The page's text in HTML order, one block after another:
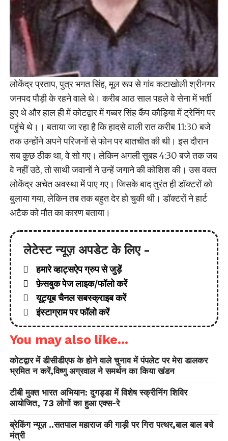
लोकेंद्र प्रताप, पुत्र भगत सिंह, मूल रूप से गांव कटाखोली श्रीनगर
जनपद पौड़ी के रहने वाले थे। करीब आठ साल पहले वे सेना में भर्ती
हुए थे और हाल ही में कोटद्वार में गब्बर सिंह कैंप कौड़िया में ट्रेनिंग पर
पहुंचे थे।। बताया जा रहा है कि हादसे वाली रात करीब 11:30 बजे
तक उन्होंने अपने परिजनों से फोन पर बातचीत की थी। इस दौरान
सब कुछ ठीक था, वे सो गए। लेकिन अगली सुबह 4:30 बजे तक जब
वे नहीं उठे, तो साथी जवानों ने उन्हें जगाने की कोशिश की। उस वक्त
लोकेंद्र अचेत अवस्था में पाए गए। जिसके बाद तुरंत ही डॉक्टरों को
बुलाया गया, लेकिन तब तक बहुत देर हो चुकी थी। डॉक्टरों ने हार्ट
अटैक को मौत का कारण बताया।
लेटेस्ट न्यूज़ अपडेट के लिए -
हमारे व्हाट्सऐप ग्रुप से जुड़ें
फ़ेसबुक पेज लाइक/फॉलो करें
यूट्यूब चैनल सबस्क्राइब करें
इंस्टाग्राम पर फॉलो करें
You may also like...
कोटद्वार में डीसीडीएफ के होने वाले चुनाव में पंपलेट पर मेरा डालकर
भ्रमित न करें,विष्णु अग्रवाल ने समर्थन का किया खंडन
टीबी मुक्त भारत अभियान: दुगड्डा में विशेष स्क्रीनिंग शिविर
आयोजित, 73 लोगों का हुआ एक्स-रे
ब्रेकिंग न्यूज़ ..सतपाल महाराज की गाड़ी पर गिरा पत्थर,बाल बाल बचे
मंत्री